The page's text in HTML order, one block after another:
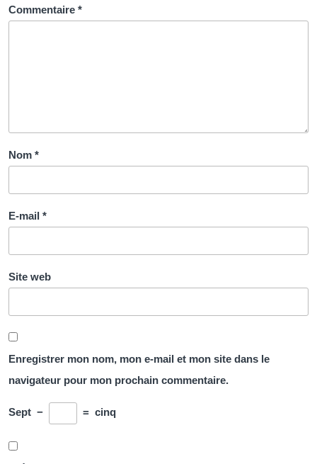
Commentaire *
Nom *
E-mail *
Site web
Enregistrer mon nom, mon e-mail et mon site dans le
navigateur pour mon prochain commentaire.
Sept − = cinq